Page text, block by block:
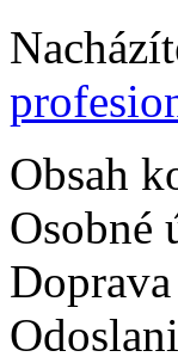
Obsah
Osobné